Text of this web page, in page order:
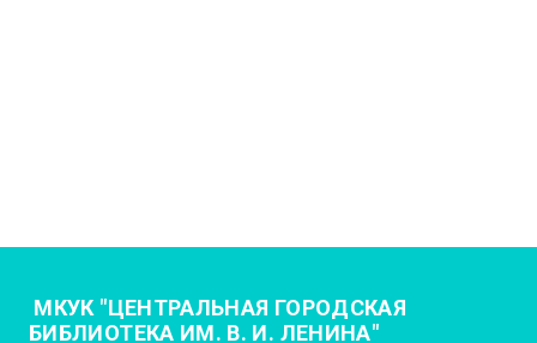
МКУК "ЦЕНТРАЛЬНАЯ ГОРОДСКАЯ
БИБЛИОТЕКА ИМ. В. И. ЛЕНИНА"